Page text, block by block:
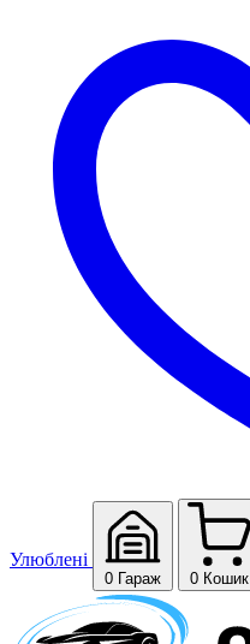
Улюблені
0 Гараж 0 Кошик